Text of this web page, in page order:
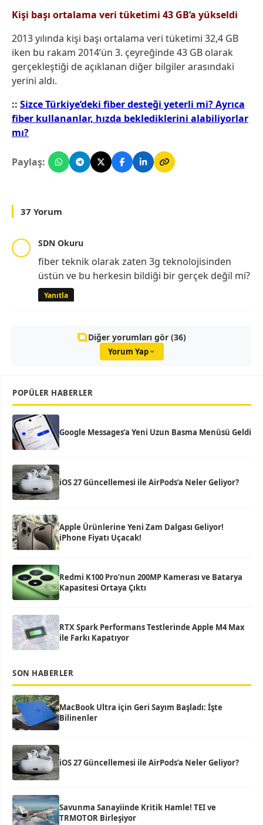
Kişi başı ortalama veri tüketimi 43 GB’a yükseldi
2013 yılında kişi başı ortalama veri tüketimi 32,4 GB
iken bu rakam 2014’ün 3. çeyreğinde 43 GB olarak
gerçekleştiği de açıklanan diğer bilgiler arasındaki
yerini aldı.
:: Sizce Türkiye’deki fiber desteği yeterli mi? Ayrıca
fiber kullananlar, hızda beklediklerini alabiliyorlar
mı?
Paylaş:
37 Yorum
SDN Okuru
fiber teknik olarak zaten 3g teknolojisinden
üstün ve bu herkesin bildiği bir gerçek değil mi?
Yanıtla
Diğer yorumları gör (36)
Yorum Yap
POPÜLER HABERLER
Google Messages’a Yeni Uzun Basma Menüsü Geldi
iOS 27 Güncellemesi ile AirPods’a Neler Geliyor?
Apple Ürünlerine Yeni Zam Dalgası Geliyor!
iPhone Fiyatı Uçacak!
Redmi K100 Pro’nun 200MP Kamerası ve Batarya
Kapasitesi Ortaya Çıktı
RTX Spark Performans Testlerinde Apple M4 Max
ile Farkı Kapatıyor
SON HABERLER
MacBook Ultra için Geri Sayım Başladı: İşte
Bilinenler
iOS 27 Güncellemesi ile AirPods’a Neler Geliyor?
Savunma Sanayiinde Kritik Hamle! TEI ve
TRMOTOR Birleşiyor